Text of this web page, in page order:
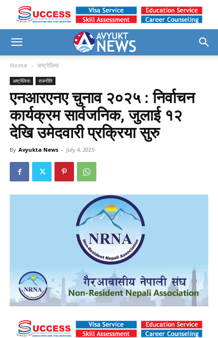
Home अष्ट्रेलिया
अष्ट्रेलिया राजनीति
एनआरएनए चुनाव २०२५ : निर्वाचन
कार्यक्रम सार्वजनिक, जुलाई १२
देखि उमेदवारी प्रक्रिया सुरु
By Avyukta News - July 4, 2025